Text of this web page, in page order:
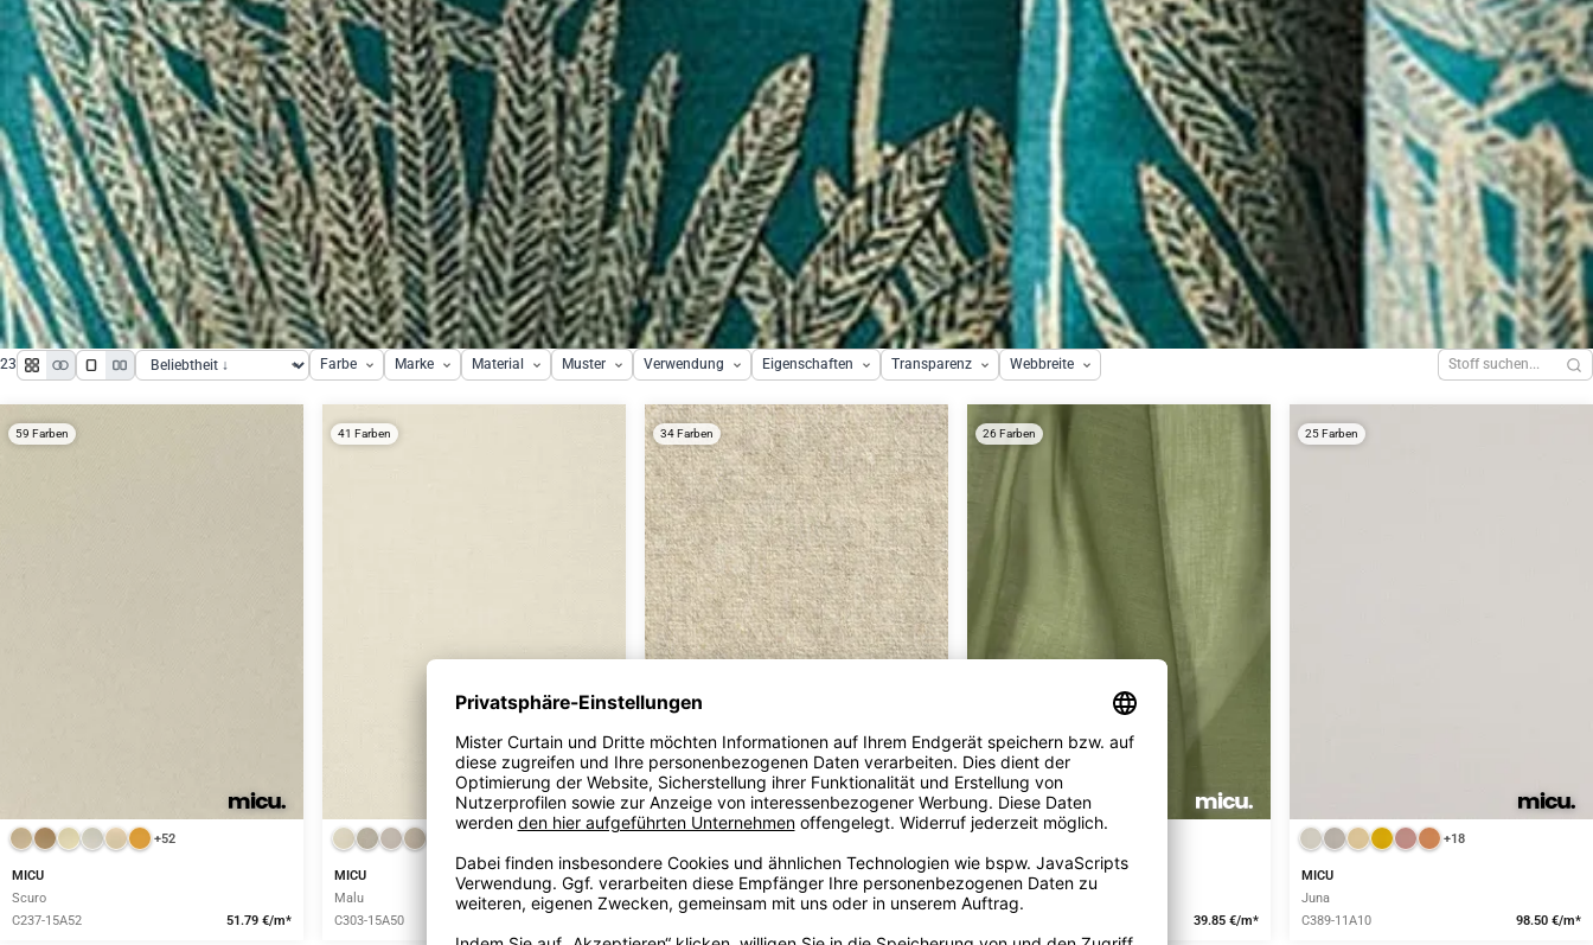
23 Farbe Marke Material Muster Verwendung Eigenschaften Transparenz Webbreite
+52
MICU
Scuro
C237-15A52
51.79 €/m*
59 Farben
MICU
Malu
C303-15A50
41 Farben
MICU
Homes
34 Farben
MICU
Bella
39.85 €/m*
26 Farben
+18
MICU
Juna
C389-11A10
98.50 €/m*
25 Farben